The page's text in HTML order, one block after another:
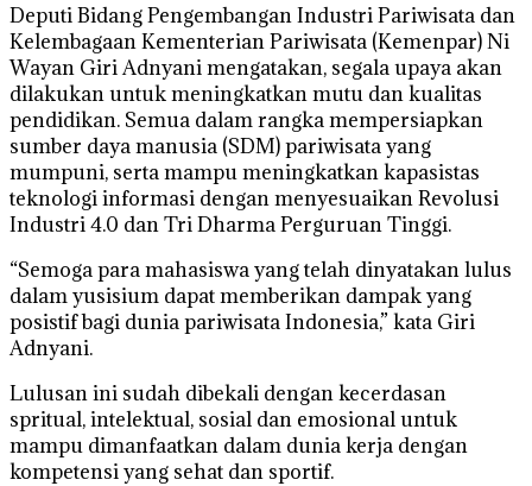
Deputi Bidang Pengembangan Industri Pariwisata dan
Kelembagaan Kementerian Pariwisata (Kemenpar) Ni
Wayan Giri Adnyani mengatakan, segala upaya akan
dilakukan untuk meningkatkan mutu dan kualitas
pendidikan. Semua dalam rangka mempersiapkan
sumber daya manusia (SDM) pariwisata yang
mumpuni, serta mampu meningkatkan kapasistas
teknologi informasi dengan menyesuaikan Revolusi
Industri 4.0 dan Tri Dharma Perguruan Tinggi.
“Semoga para mahasiswa yang telah dinyatakan lulus
dalam yusisium dapat memberikan dampak yang
posistif bagi dunia pariwisata Indonesia,” kata Giri
Adnyani.
Lulusan ini sudah dibekali dengan kecerdasan
spritual, intelektual, sosial dan emosional untuk
mampu dimanfaatkan dalam dunia kerja dengan
kompetensi yang sehat dan sportif.